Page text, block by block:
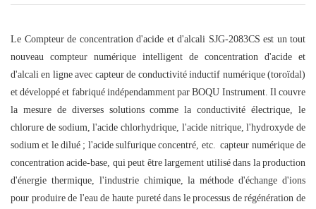
Le Compteur de concentration d'acide et d'alcali SJG-2083CS est un tout
nouveau compteur numérique intelligent de concentration d'acide et
d'alcali en ligne avec capteur de conductivité inductif numérique (toroïdal)
et développé et fabriqué indépendamment par BOQU Instrument. Il couvre
la mesure de diverses solutions comme la conductivité électrique, le
chlorure de sodium, l'acide chlorhydrique, l'acide nitrique, l'hydroxyde de
sodium et le dilué ; l'acide sulfurique concentré, etc. capteur numérique de
concentration acide-base, qui peut être largement utilisé dans la production
d'énergie thermique, l'industrie chimique, la méthode d'échange d'ions
pour produire de l'eau de haute pureté dans le processus de régénération de